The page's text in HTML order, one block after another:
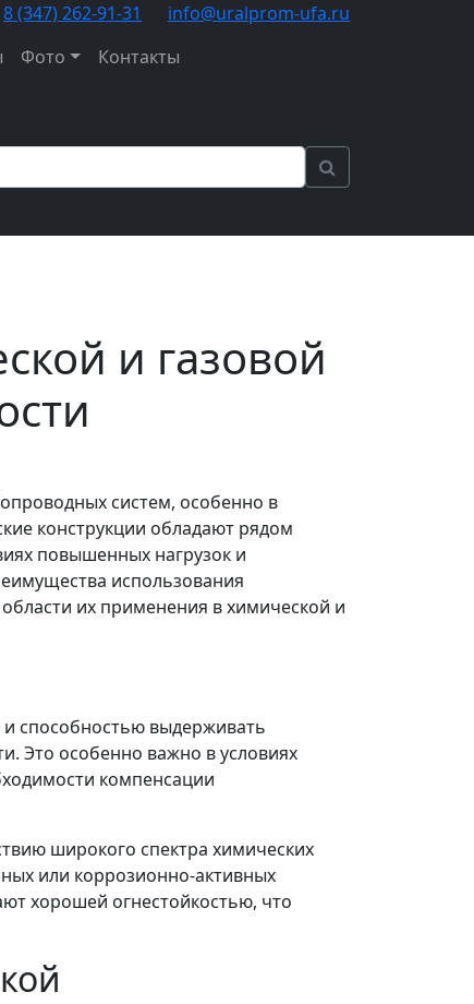
8 (347) 262‑91‑31
info@uralprom-ufa.ru
Фото Контакты
и газовой
систем, особенно в
конструкции обладают рядом
повышенных нагрузок и
использования
их применения в химической и
способностью выдерживать
Это особенно важно в условиях
компенсации
широкого спектра химических
или коррозионно-активных
хорошей огнестойкостью, что